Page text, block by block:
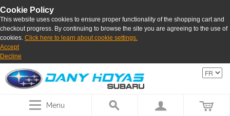
Cookie Policy
This website uses cookies to ensure proper functionality of the shopping cart and
checkout progress. By continuing to browse the site you are agreeing to the use of
cookies. Click here to learn about cookie settings.
Accept
Decline
Menu